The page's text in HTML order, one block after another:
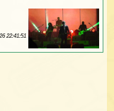
22:41:51